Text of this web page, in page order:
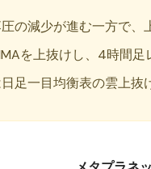
の減少が進む一方で、
を上抜けし、4時間
足一目均衡表の雲上抜